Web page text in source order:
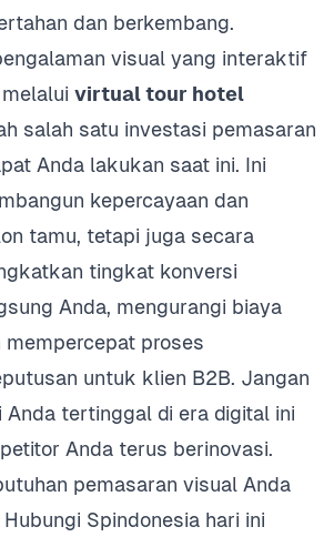
dan berkembang.
visual yang interaktif
virtual tour hotel
salah satu investasi pemasaran
Anda lakukan saat ini. Ini
kepercayaan dan
tamu, tetapi juga secara
tingkat konversi
Anda, mengurangi biaya
mempercepat proses
untuk klien B2B. Jangan
tertinggal di era digital ini
Anda terus berinovasi.
pemasaran visual Anda
Spindonesia hari ini